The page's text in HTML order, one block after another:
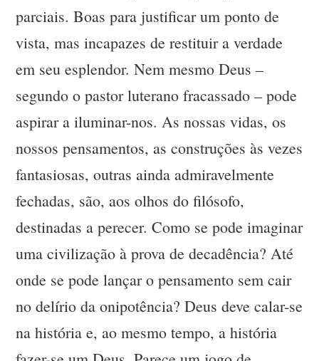
parciais. Boas para justificar um ponto de
vista, mas incapazes de restituir a verdade
em seu esplendor. Nem mesmo Deus –
segundo o pastor luterano fracassado – pode
aspirar a iluminar-nos. As nossas vidas, os
nossos pensamentos, as construções às vezes
fantasiosas, outras ainda admiravelmente
fechadas, são, aos olhos do filósofo,
destinadas a perecer. Como se pode imaginar
uma civilização à prova de decadência? Até
onde se pode lançar o pensamento sem cair
no delírio da onipotência? Deus deve calar-se
na história e, ao mesmo tempo, a história